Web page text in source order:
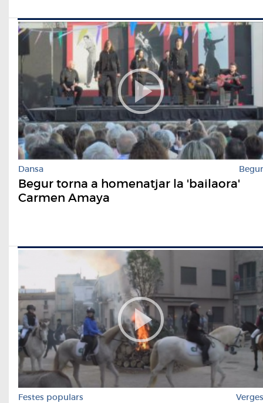
Dansa Begur
Begur torna a homenatjar la 'bailaora'
Carmen Amaya
Festes populars Verges